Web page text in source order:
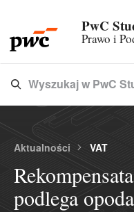
PwC
Prawo i
Type 3 or more characters
Wyszukaj w PwC
Aktualności VAT
podlega